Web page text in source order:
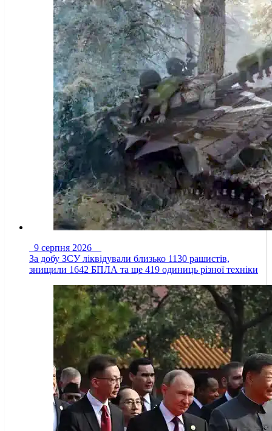
9 серпня 2026
За добу ЗСУ ліквідували близько 1130 рашистів,
знищили 1642 БПЛА та ще 419 одиниць різної техніки